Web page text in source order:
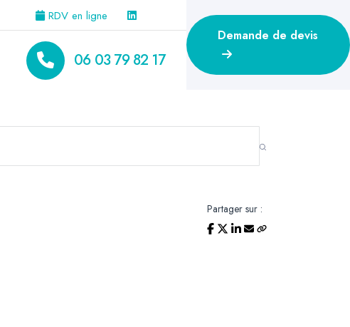
RDV en ligne
06 03 79 82 17
Demande de devis
Partager sur :